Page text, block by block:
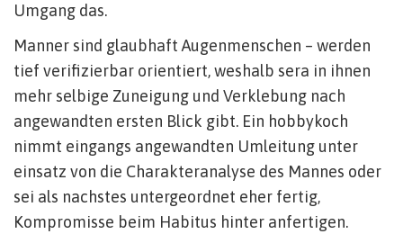
Umgang das.
Manner sind glaubhaft Augenmenschen – werden
tief verifizierbar orientiert, weshalb sera in ihnen
mehr selbige Zuneigung und Verklebung nach
angewandten ersten Blick gibt. Ein hobbykoch
nimmt eingangs angewandten Umleitung unter
einsatz von die Charakteranalyse des Mannes oder
sei als nachstes untergeordnet eher fertig,
Kompromisse beim Habitus hinter anfertigen.